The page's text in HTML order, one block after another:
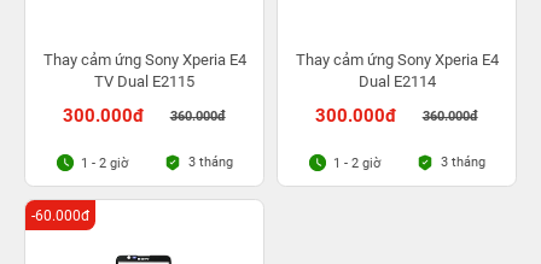
Thay cảm ứng Sony Xperia E4
TV Dual E2115
300.000đ 360.000đ
1 - 2 giờ 3 tháng
Thay cảm ứng Sony Xperia E4
Dual E2114
300.000đ 360.000đ
1 - 2 giờ 3 tháng
-60.000đ